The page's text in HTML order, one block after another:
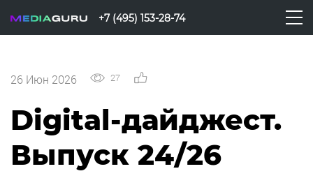
+7 (495) 153-28-74
26 Июн 2026 27
Digital-дайджест.
Выпуск 24/26